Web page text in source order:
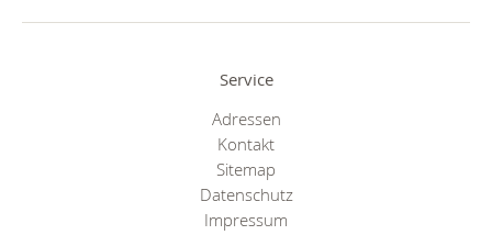
Service
Adressen
Kontakt
Sitemap
Datenschutz
Impressum